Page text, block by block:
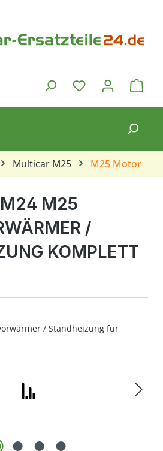
Du hast 0
Multicar M25 M25 Motor
M25
/
KOMPLETT